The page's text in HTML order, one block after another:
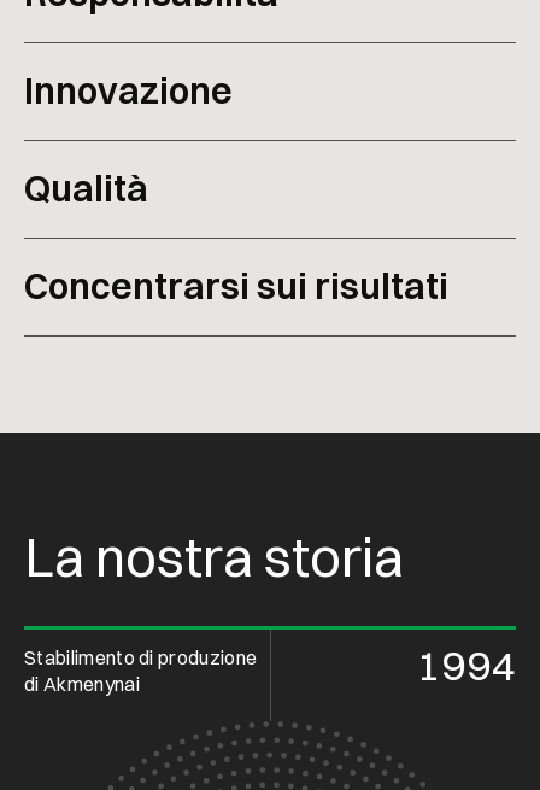
Innovazione
Qualità
Concentrarsi sui risultati
La nostra storia
1994
Stabilimento di produzione
di Akmenynai